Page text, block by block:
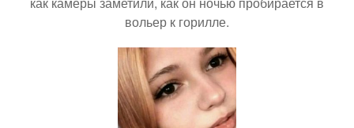
вольер к горилле.